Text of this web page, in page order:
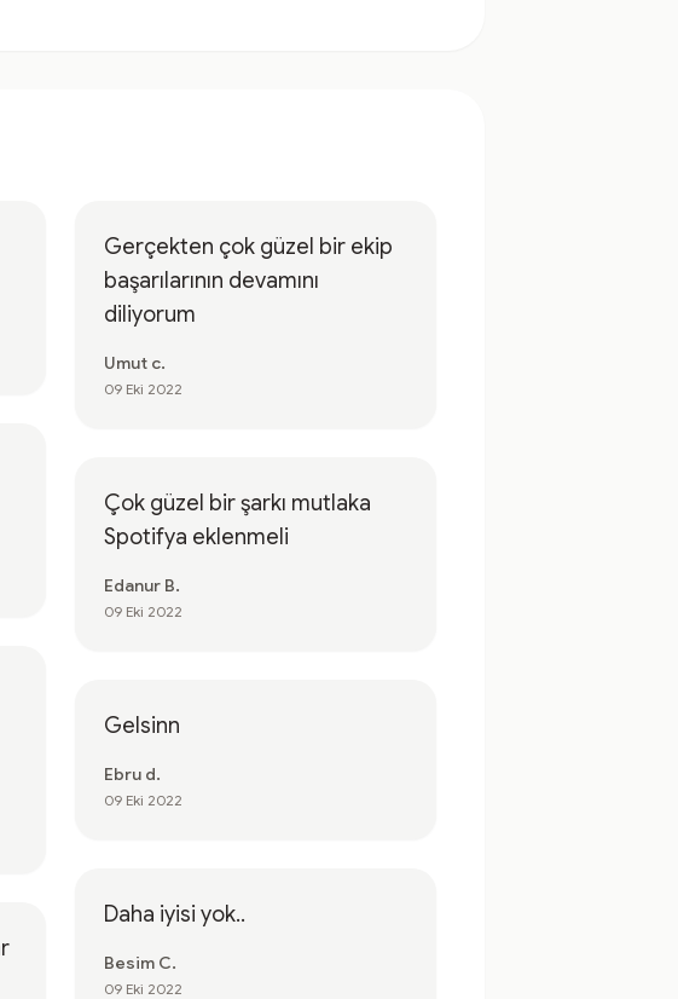
Gerçekten çok güzel bir ekip
başarılarının devamını
diliyorum
Umut c.
09 Eki 2022
Çok güzel bir şarkı mutlaka
Spotifya eklenmeli
Edanur B.
09 Eki 2022
Gelsinn
Ebru d.
09 Eki 2022
Daha iyisi yok..
Besim C.
09 Eki 2022